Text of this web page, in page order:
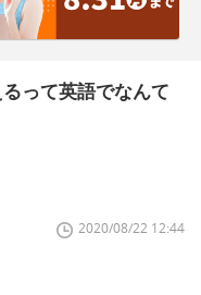
って英語でなんて
2020/08/22 12:44